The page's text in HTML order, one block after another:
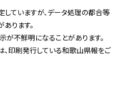
ていますが、データ処理の都合等
ります。
が不鮮明になることがあります。
印刷発行している和歌山県報をご